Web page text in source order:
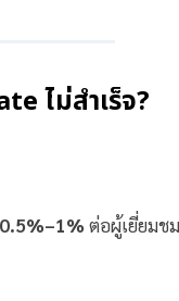
ไม่สำเร็จ?
0.5%–1%ต่อผู้เยี่ยมชม